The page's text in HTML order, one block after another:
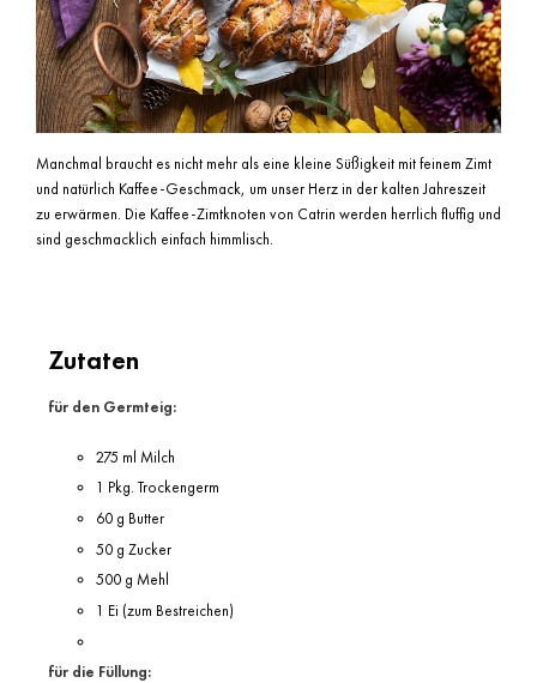
Manchmal braucht es nicht mehr als eine kleine Süßigkeit mit feinem Zimt
und natürlich Kaffee-Geschmack, um unser Herz in der kalten Jahreszeit
zu erwärmen. Die Kaffee-Zimtknoten von Catrin werden herrlich fluffig und
sind geschmacklich einfach himmlisch.
Zutaten
für den Germteig:
275 ml Milch
1 Pkg. Trockengerm
60 g Butter
50 g Zucker
500 g Mehl
1 Ei (zum Bestreichen)
für die Füllung: